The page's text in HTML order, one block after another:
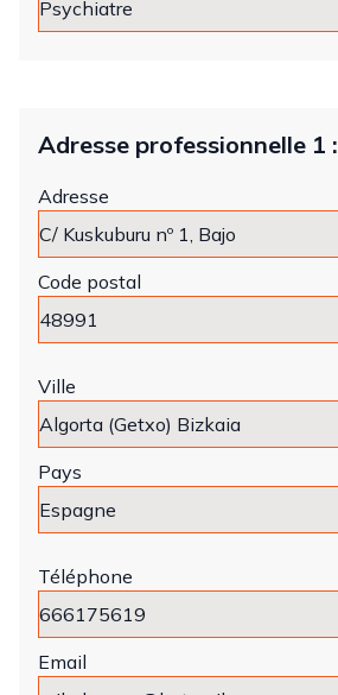
Adresse professionnelle 1 :
Adresse
Code postal
Ville
Pays
Téléphone
Email